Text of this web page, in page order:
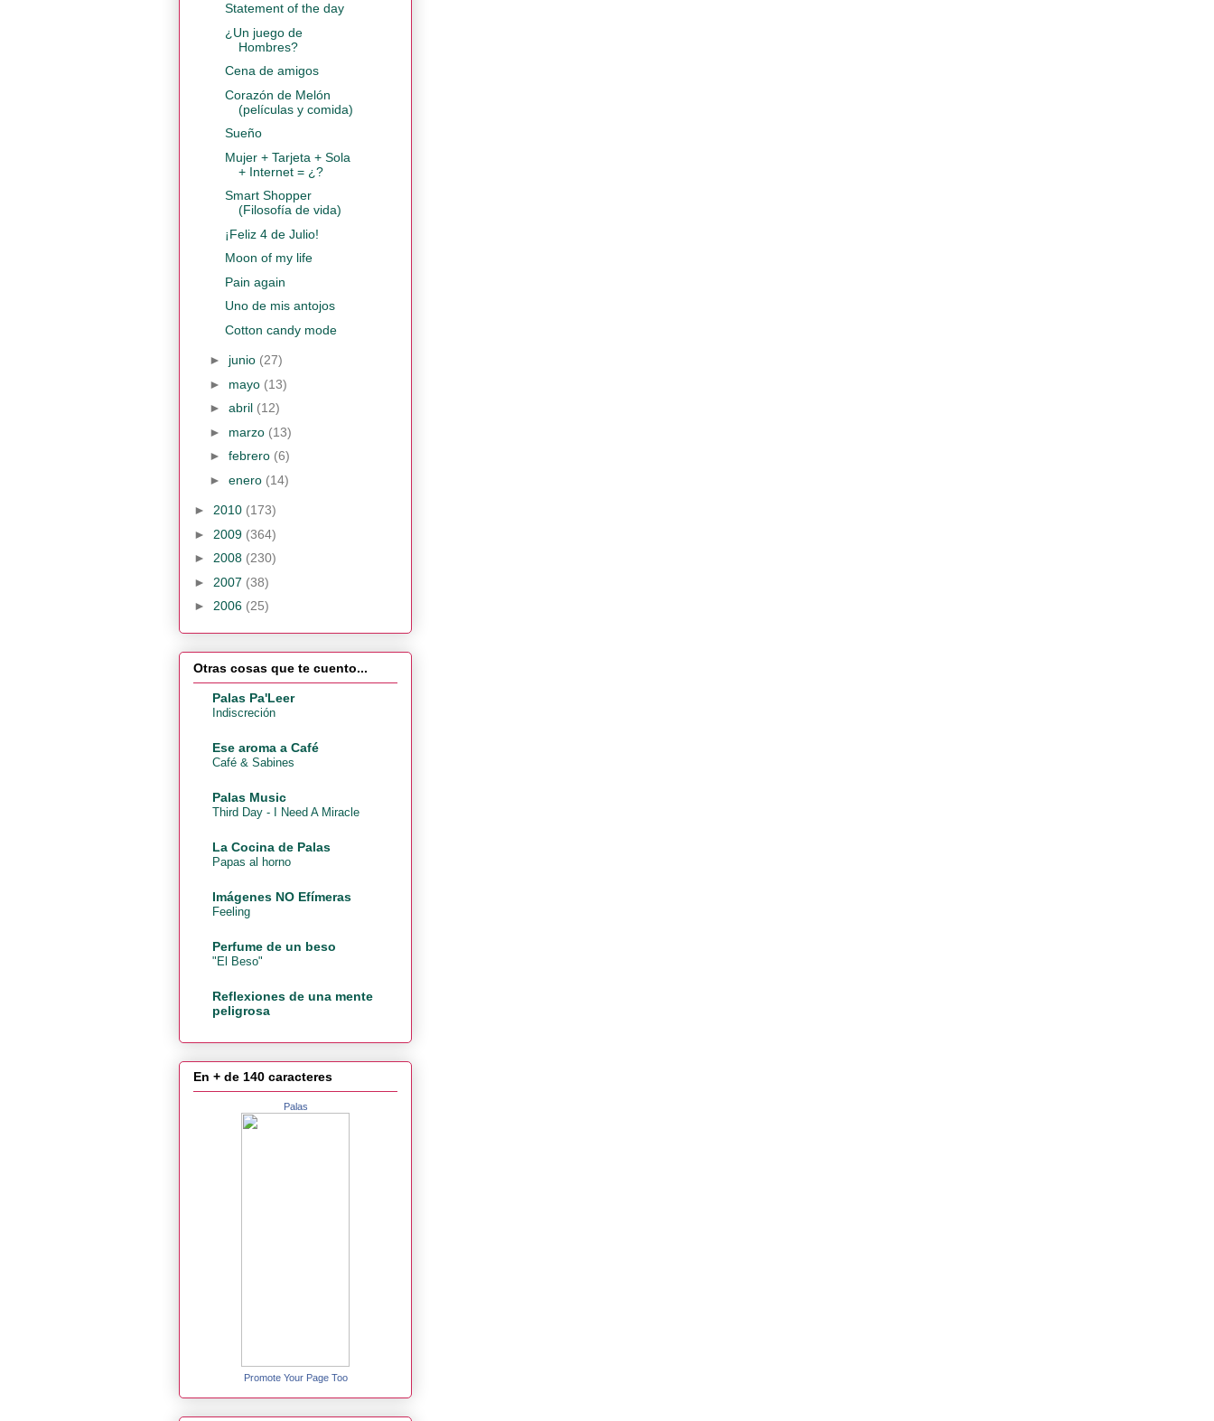
Statement of the day
¿Un juego de
Hombres?
Cena de amigos
Corazón de Melón
(películas y comida)
Sueño
Mujer + Tarjeta + Sola
+ Internet = ¿?
Smart Shopper
(Filosofía de vida)
¡Feliz 4 de Julio!
Moon of my life
Pain again
Uno de mis antojos
Cotton candy mode
► junio (27)
► mayo (13)
► abril (12)
► marzo (13)
► febrero (6)
► enero (14)
► 2010 (173)
► 2009 (364)
► 2008 (230)
► 2007 (38)
► 2006 (25)
Otras cosas que te cuento...
Palas Pa'Leer
Indiscreción
Ese aroma a Café
Café & Sabines
Palas Music
Third Day - I Need A Miracle
La Cocina de Palas
Papas al horno
Imágenes NO Efímeras
Feeling
Perfume de un beso
"El Beso"
Reflexiones de una mente
peligrosa
En + de 140 caracteres
Palas
Promote Your Page Too